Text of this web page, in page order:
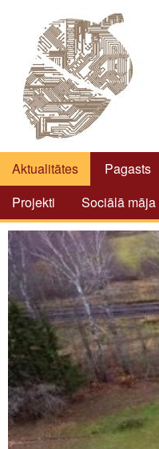
Aktualitātes Pagasts
Projekti
Sociālā māja